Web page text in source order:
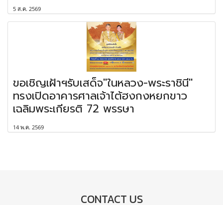
5 ส.ค. 2569
ขอเชิญเฝ้าฯรับเสด็จ"ในหลวง-พระราชินี"
ทรงเปิดอาคารศาลเจ้าไต้ฮงกงหยกขาว
เฉลิมพระเกียรติ 72 พรรษา
14 พ.ค. 2569
CONTACT US